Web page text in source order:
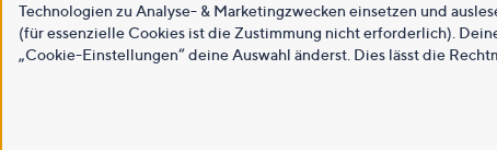
Technologien zu Analyse- & Marketingzwecken einsetzen und
(für essenzielle Cookies ist die Zustimmung nicht erforderlich).
„Cookie-Einstellungen“ deine Auswahl änderst. Dies lässt die